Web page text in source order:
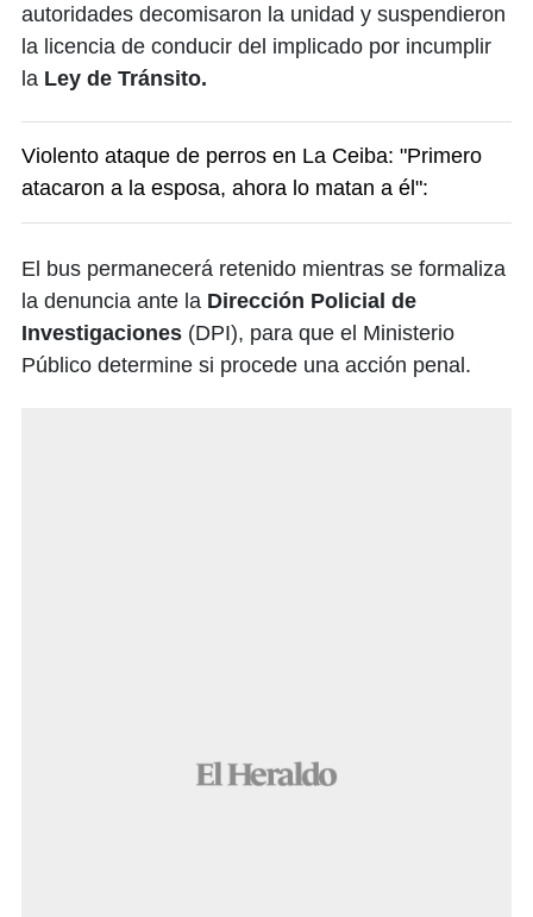
autoridades decomisaron la unidad y suspendieron
la licencia de conducir del implicado por incumplir
la Ley de Tránsito.
Violento ataque de perros en La Ceiba: "Primero
atacaron a la esposa, ahora lo matan a él":
El bus permanecerá retenido mientras se formaliza
la denuncia ante la Dirección Policial de
Investigaciones (DPI), para que el Ministerio
Público determine si procede una acción penal.